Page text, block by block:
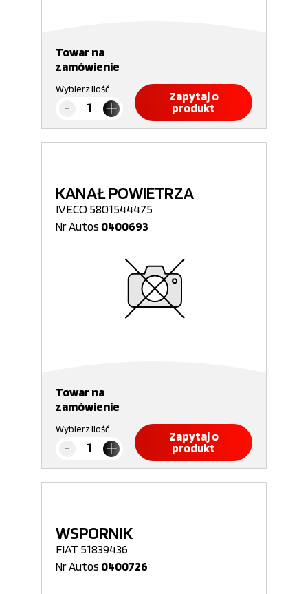
Towar na
zamówienie
Wybierz ilość
Zapytaj o
produkt
KANAŁ POWIETRZA
IVECO 5801544475
Nr Autos 0400693
Towar na
zamówienie
Wybierz ilość
Zapytaj o
produkt
WSPORNIK
FIAT 51839436
Nr Autos 0400726